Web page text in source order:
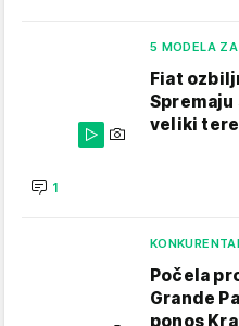
5 MODELA
Fiat
Spremaju
veliki
1
Počela
Grande
ponos